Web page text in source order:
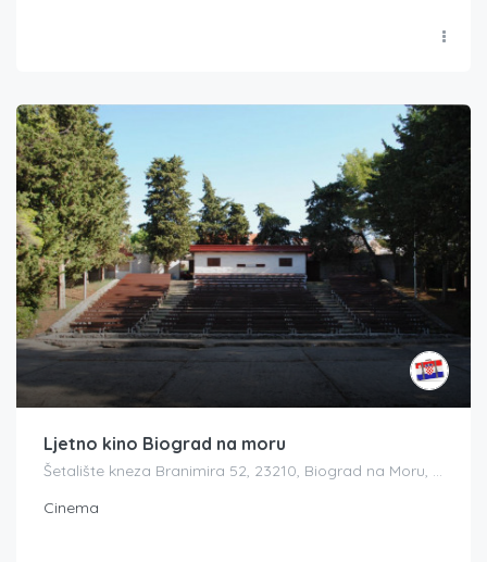
Ljetno kino Biograd na moru
Cinema